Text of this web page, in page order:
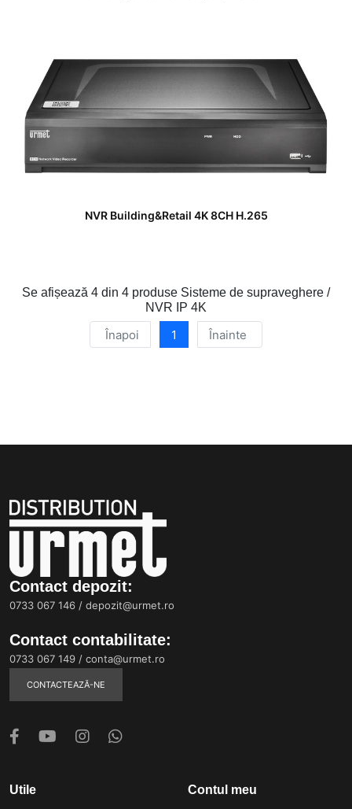
NVR Building&Retail 4K 8CH H.265
Se afișează 4 din 4 produse Sisteme de supraveghere /
NVR IP 4K
Înapoi 1 Înainte
Contact depozit:
0733 067 146 / depozit@urmet.ro
Contact contabilitate:
0733 067 149 / conta@urmet.ro
CONTACTEAZĂ-NE
Utile Contul meu